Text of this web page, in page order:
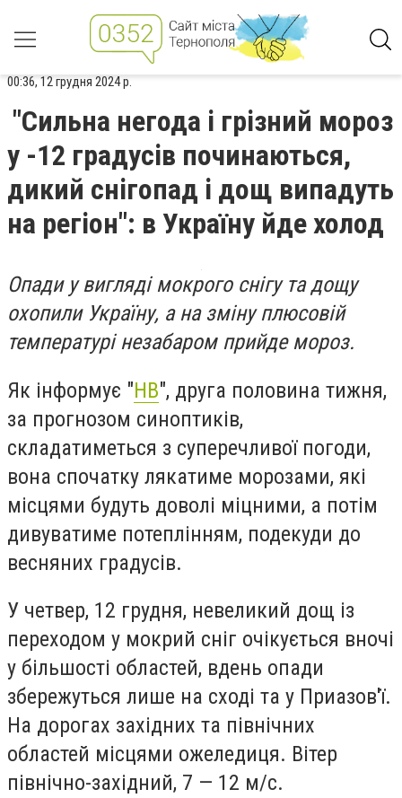
00:36, 12 грудня 2024 р.
"Сильна негода і грізний мороз
у -12 градусів починаються,
дикий снігопад і дощ випадуть
на регіон": в Україну йде холод
Опади у вигляді мокрого снігу та дощу
охопили Україну, а на зміну плюсовій
температурі незабаром прийде мороз.
Як інформує "НВ", друга половина тижня,
за прогнозом синоптиків,
складатиметься з суперечливої погоди,
вона спочатку лякатиме морозами, які
місцями будуть доволі міцними, а потім
дивуватиме потеплінням, подекуди до
весняних градусів.
У четвер, 12 грудня, невеликий дощ із
переходом у мокрий сніг очікується вночі
у більшості областей, вдень опади
збережуться лише на сході та у Приазов'ї.
На дорогах західних та північних
областей місцями ожеледиця. Вітер
північно-західний, 7 — 12 м/с.